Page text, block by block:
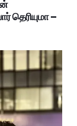
தெரியுமா –